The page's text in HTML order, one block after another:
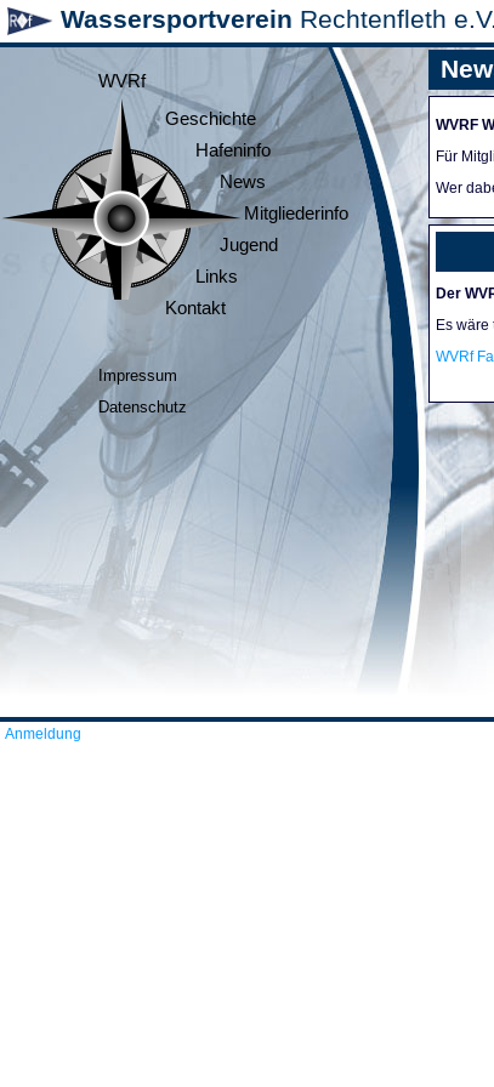
Wassersportverein Rechtenfleth e.V.
WVRf
Geschichte
Hafeninfo
News
Mitgliederinfo
Jugend
Links
Kontakt
Impressum
Datenschutz
WVRF
Für
Wer
Der
Es
WVRf
Anmeldung